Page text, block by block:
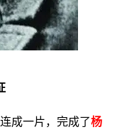
成一片，完成了杨